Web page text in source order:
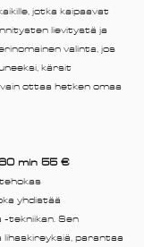
jotka kaipaavat
lievitystä ja
valinta, jos
kärsit
ottaa hetken omaa
min 55 €
yhdistää
tekniikan. Sen
parantaa